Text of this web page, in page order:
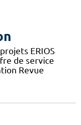
ERIOS
de service
Revue